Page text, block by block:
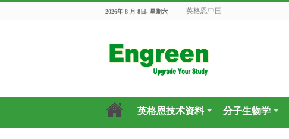
2026年 8 月 8日, 星期六 英格恩中国
英格恩技术资料 分子生物学